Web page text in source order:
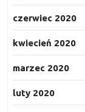
czerwiec 2020
kwiecień 2020
marzec 2020
luty 2020